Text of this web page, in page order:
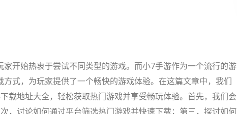
开始热衷于尝试不同类型的游戏。而小7手游作为一个流行的游
式，为玩家提供了一个畅快的游戏体验。在这篇文章中，我们
载地址大全，轻松获取热门游戏并享受畅玩体验。首先，我们会
，讨论如何通过平台筛选热门游戏并快速下载；第三，探讨如何